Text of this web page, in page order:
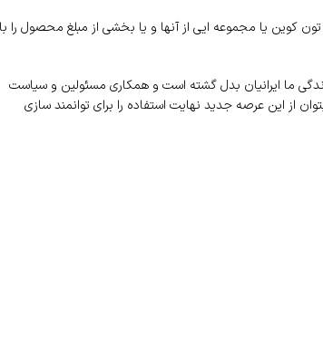
کوین یا مجموعه ایی از آنها و یا بخشی از مبلغ محصول را با
ما ایرانیان بدل گشته است و همکاری مسئولین و سیاست
از این عرصه جدید نهایت استفاده را برای توانمند سازی